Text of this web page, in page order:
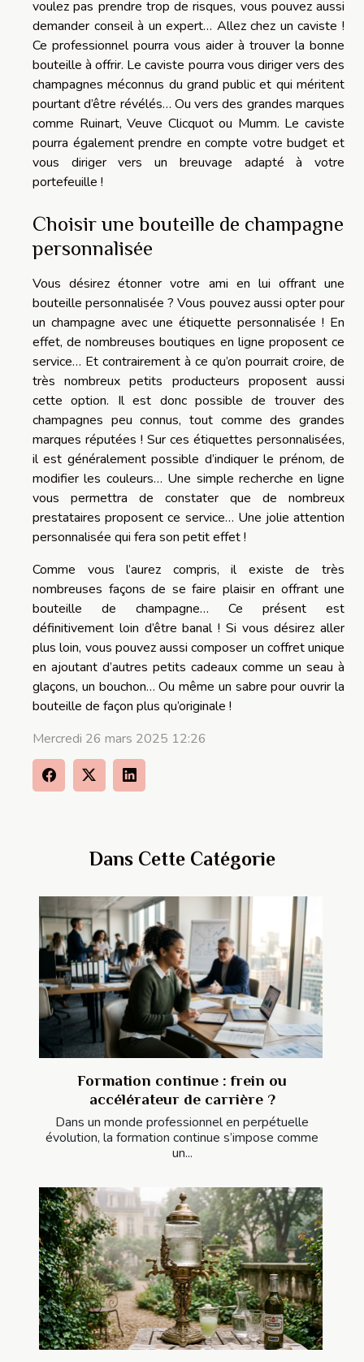
Dans Cette Catégorie
Formation continue : frein ou
accélérateur de carrière ?
Dans un monde professionnel en perpétuelle
évolution, la formation continue s’impose comme
un...
voulez pas prendre trop de risques, vous pouvez aussi
demander conseil à un expert… Allez chez un caviste !
Ce professionnel pourra vous aider à trouver la bonne
bouteille à offrir. Le caviste pourra vous diriger vers des
champagnes méconnus du grand public et qui méritent
pourtant d’être révélés… Ou vers des grandes marques
comme Ruinart, Veuve Clicquot ou Mumm. Le caviste
pourra également prendre en compte votre budget et
vous diriger vers un breuvage adapté à votre
portefeuille !
Choisir une bouteille de champagne
personnalisée
Vous désirez étonner votre ami en lui offrant une
bouteille personnalisée ? Vous pouvez aussi opter pour
un champagne avec une étiquette personnalisée ! En
effet, de nombreuses boutiques en ligne proposent ce
service… Et contrairement à ce qu’on pourrait croire, de
très nombreux petits producteurs proposent aussi
cette option. Il est donc possible de trouver des
champagnes peu connus, tout comme des grandes
marques réputées ! Sur ces étiquettes personnalisées,
il est généralement possible d’indiquer le prénom, de
modifier les couleurs… Une simple recherche en ligne
vous permettra de constater que de nombreux
prestataires proposent ce service… Une jolie attention
personnalisée qui fera son petit effet !
Comme vous l’aurez compris, il existe de très
nombreuses façons de se faire plaisir en offrant une
bouteille de champagne… Ce présent est
définitivement loin d’être banal ! Si vous désirez aller
plus loin, vous pouvez aussi composer un coffret unique
en ajoutant d’autres petits cadeaux comme un seau à
glaçons, un bouchon… Ou même un sabre pour ouvrir la
bouteille de façon plus qu’originale !
Mercredi 26 mars 2025 12:26